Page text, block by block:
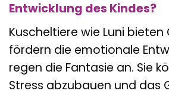
Entwicklung des Kindes?
Kuscheltiere wie Luni
fördern die emotionale
regen die Fantasie an. Sie
Stress abzubauen und das